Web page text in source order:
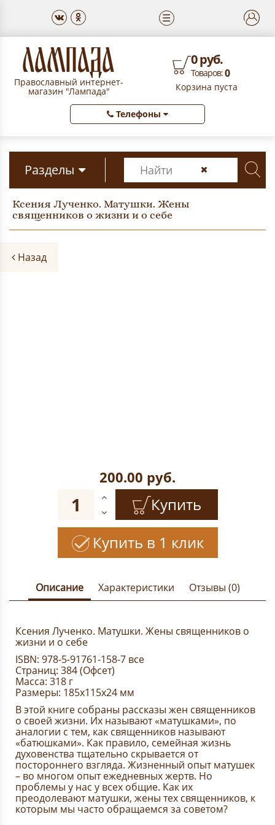
☰
Православный интернет-
магазин "Лампада"
0 руб.
Товаров:0
Корзина пуста
Телефоны
Разделы
Ксения Лученко. Матушки. Жены
священников о жизни и о себе
Назад
200.00 руб.
Купить
Купить в 1 клик
Описание Характеристики Отзывы (0)
Ксения Лученко. Матушки. Жены священников о
жизни и о себе
ISBN: 978-5-91761-158-7 все
Страниц: 384 (Офсет)
Масса: 318 г
Размеры: 185x115x24 мм
В этой книге собраны рассказы жен священников
о своей жизни. Их называют «матушками», по
аналогии с тем, как священников называют
«батюшками». Как правило, семейная жизнь
духовенства тщательно скрывается от
постороннего взгляда. Жизненный опыт матушек
– во многом опыт ежедневных жертв. Но
проблемы у нас у всех общие. Как их
преодолевают матушки, жены тех священников, к
которым мы часто обращаемся за советом?